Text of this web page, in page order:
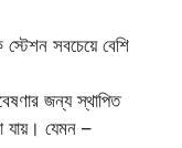
স্টেশন সবচেয়ে বেশি
জন্য স্থাপিত
যায়। যেমন –